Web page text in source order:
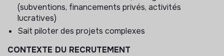
(subventions, financements privés, activités
lucratives)
Sait piloter des projets complexes
CONTEXTE DU RECRUTEMENT